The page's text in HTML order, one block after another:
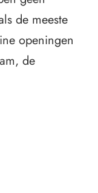
de meeste
openingen
de